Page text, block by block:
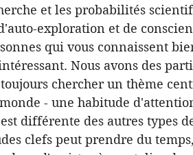
et les probabilités
exploration et de
qui vous connaissent
Nous avons des
chercher un thème
- une habitude
différente des autres types
clefs peut prendre du